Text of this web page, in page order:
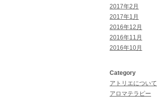
2017年2月
2017年1月
2016年12月
2016年11月
2016年10月
Category
アトリエについて
アロマテラピー